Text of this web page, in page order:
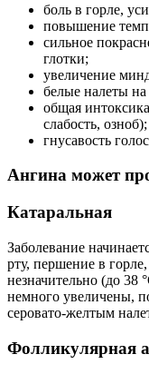
боль в горле,
повышение
сильное
глотки;
увеличение
белые налеты
общая
слабость, озноб);
гнусавость
Ангина может
Катаральная
Заболевание
рту, першение в
незначительно (до 38
немного увеличены,
серовато-желтым
Фолликулярная